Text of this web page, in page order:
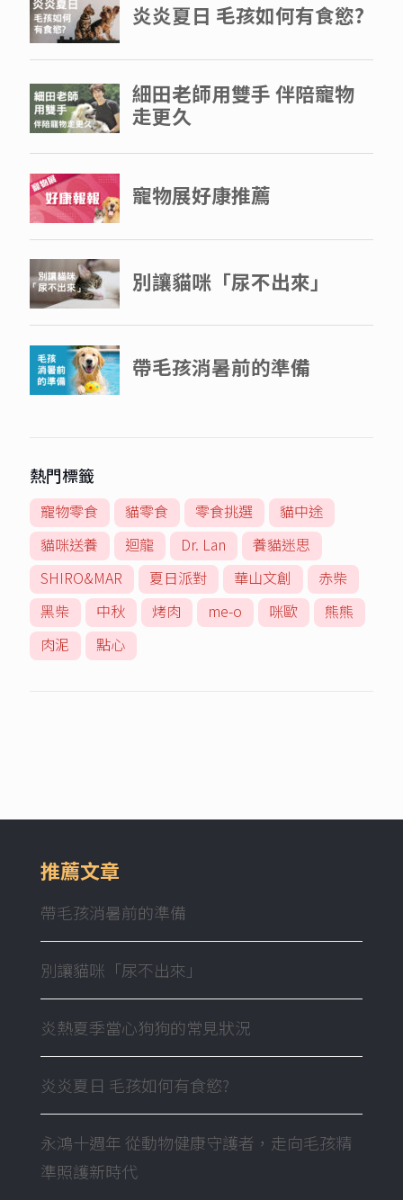
熱門標籤
寵物零食 貓零食 零食挑選
貓中途
貓咪送養
迴龍 Dr. Lan
養貓迷思
SHIRO&MAR
夏日派對 華山文創
赤柴
黑柴
中秋 烤肉 me-o 咪歐
熊熊
肉泥
點心
推薦文章
帶毛孩消暑前的準備
別讓貓咪「尿不出來」
炎熱夏季當心狗狗的常見狀況
炎炎夏日 毛孩如何有食慾?
永鴻十週年 從動物健康守護者，走向毛孩精
準照護新時代